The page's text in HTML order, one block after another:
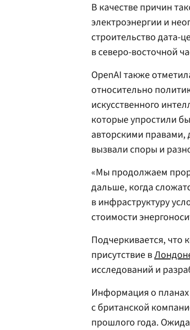
В качестве причин
электроэнергии и
строительство дата-
в северо-восточной
OpenAI также
относительно
искусственного
которые упростили
авторскими
вызвали споры и
«Мы продолжаем
дальше, когда
в инфраструктуру
стоимости
Подчеркивается, что
присутствие в
исследований и
Информация о планах
с британской
прошлого года.